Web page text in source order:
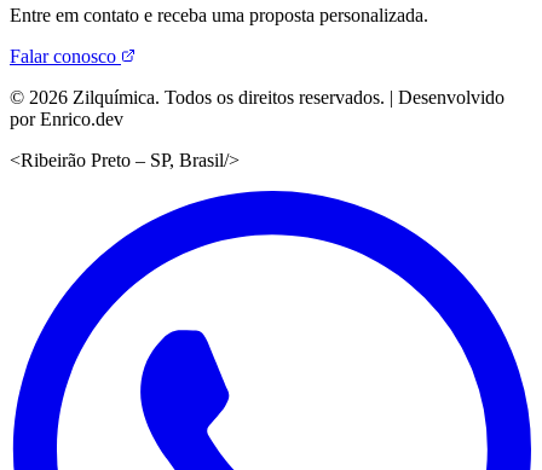
Entre em contato e receba uma proposta personalizada.
Falar conosco
© 2026 Zilquímica. Todos os direitos reservados. | Desenvolvido
por Enrico.dev
<Ribeirão Preto – SP, Brasil/>